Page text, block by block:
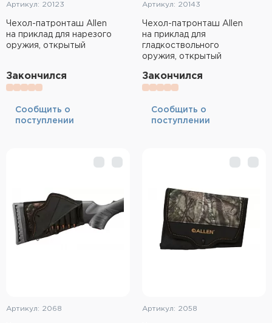
Артикул: 20123
Чехол-патронташ Allen
на приклад для нарезого
оружия, открытый
Закончился
Cообщить о
поступлении
Артикул: 20143
Чехол-патронташ Allen
на приклад для
гладкоствольного
оружия, открытый
Закончился
Cообщить о
поступлении
Артикул: 2068 Артикул: 2058